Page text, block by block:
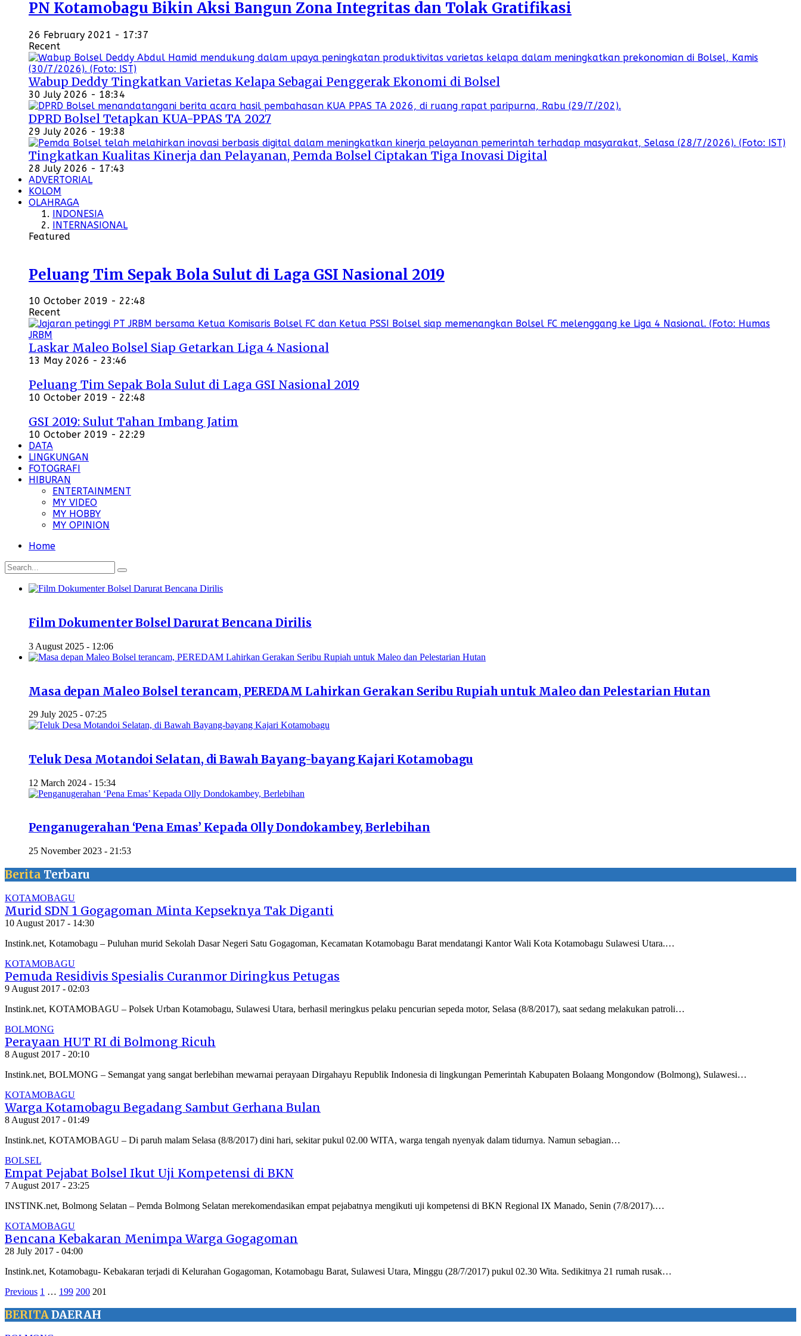
PN Kotamobagu Bikin Aksi Bangun Zona Integritas dan Tolak Gratifikasi
26 February 2021 - 17:37
Recent
Wabup Deddy Tingkatkan Varietas Kelapa Sebagai Penggerak Ekonomi di Bolsel
30 July 2026 - 18:34
DPRD Bolsel Tetapkan KUA-PPAS TA 2027
29 July 2026 - 19:38
Tingkatkan Kualitas Kinerja dan Pelayanan, Pemda Bolsel Ciptakan Tiga Inovasi Digital
28 July 2026 - 17:43
ADVERTORIAL
KOLOM
OLAHRAGA
INDONESIA
INTERNASIONAL
Featured
Peluang Tim Sepak Bola Sulut di Laga GSI Nasional 2019
10 October 2019 - 22:48
Recent
Laskar Maleo Bolsel Siap Getarkan Liga 4 Nasional
13 May 2026 - 23:46
Peluang Tim Sepak Bola Sulut di Laga GSI Nasional 2019
10 October 2019 - 22:48
GSI 2019: Sulut Tahan Imbang Jatim
10 October 2019 - 22:29
DATA
LINGKUNGAN
FOTOGRAFI
HIBURAN
ENTERTAINMENT
MY VIDEO
MY HOBBY
MY OPINION
Home
Film Dokumenter Bolsel Darurat Bencana Dirilis
3 August 2025 - 12:06
Masa depan Maleo Bolsel terancam, PEREDAM Lahirkan Gerakan Seribu Rupiah untuk Maleo dan Pelestarian Hutan
29 July 2025 - 07:25
Teluk Desa Motandoi Selatan, di Bawah Bayang-bayang Kajari Kotamobagu
12 March 2024 - 15:34
Penganugerahan ‘Pena Emas’ Kepada Olly Dondokambey, Berlebihan
25 November 2023 - 21:53
Berita Terbaru
KOTAMOBAGU
Murid SDN 1 Gogagoman Minta Kepseknya Tak Diganti
10 August 2017 - 14:30
Instink.net, Kotamobagu – Puluhan murid Sekolah Dasar Negeri Satu Gogagoman, Kecamatan Kotamobagu Barat mendatangi Kantor Wali Kota Kotamobagu Sulawesi Utara.…
KOTAMOBAGU
Pemuda Residivis Spesialis Curanmor Diringkus Petugas
9 August 2017 - 02:03
Instink.net, KOTAMOBAGU – Polsek Urban Kotamobagu, Sulawesi Utara, berhasil meringkus pelaku pencurian sepeda motor, Selasa (8/8/2017), saat sedang melakukan patroli…
BOLMONG
Perayaan HUT RI di Bolmong Ricuh
8 August 2017 - 20:10
Instink.net, BOLMONG – Semangat yang sangat berlebihan mewarnai perayaan Dirgahayu Republik Indonesia di lingkungan Pemerintah Kabupaten Bolaang Mongondow (Bolmong), Sulawesi…
KOTAMOBAGU
Warga Kotamobagu Begadang Sambut Gerhana Bulan
8 August 2017 - 01:49
Instink.net, KOTAMOBAGU – Di paruh malam Selasa (8/8/2017) dini hari, sekitar pukul 02.00 WITA, warga tengah nyenyak dalam tidurnya. Namun sebagian…
BOLSEL
Empat Pejabat Bolsel Ikut Uji Kompetensi di BKN
7 August 2017 - 23:25
INSTINK.net, Bolmong Selatan – Pemda Bolmong Selatan merekomendasikan empat pejabatnya mengikuti uji kompetensi di BKN Regional IX Manado, Senin (7/8/2017).…
KOTAMOBAGU
Bencana Kebakaran Menimpa Warga Gogagoman
28 July 2017 - 04:00
Instink.net, Kotamobagu- Kebakaran terjadi di Kelurahan Gogagoman, Kotamobagu Barat, Sulawesi Utara, Minggu (28/7/2017) pukul 02.30 Wita. Sedikitnya 21 rumah rusak…
Previous 1 … 199 200 201
BERITADAERAH